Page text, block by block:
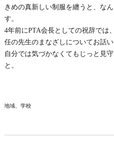
きめの真新しい制服を纏うと、な
す。
4年前にPTA会長としての祝辞では
任の先生のまなざしについてお話い
自分では気づかなくてもじっと見
と。
地域、学校